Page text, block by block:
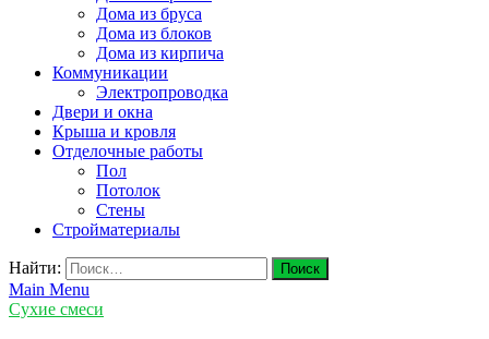
Дома из бруса
Дома из блоков
Дома из кирпича
Коммуникации
Электропроводка
Двери и окна
Крыша и кровля
Отделочные работы
Пол
Потолок
Стены
Стройматериалы
Найти:
Main Menu
Сухие смеси